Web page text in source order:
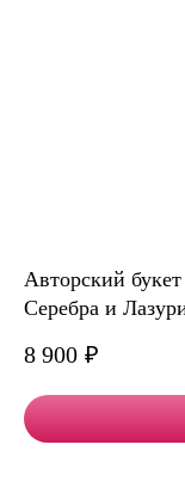
Авторский
Серебра и
8 900 ₽